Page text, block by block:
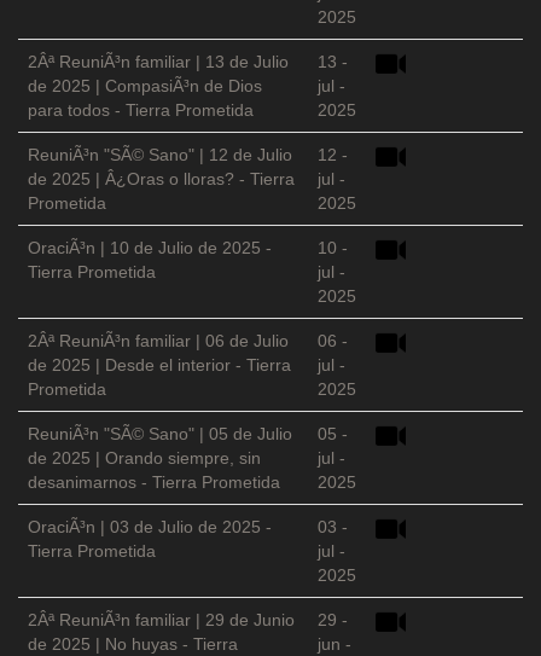
2025
2Âª ReuniÃ³n familiar | 13 de Julio
de 2025 | CompasiÃ³n de Dios
para todos - Tierra Prometida
13 -
jul -
2025
ReuniÃ³n "SÃ© Sano" | 12 de Julio
de 2025 | Â¿Oras o lloras? - Tierra
Prometida
12 -
jul -
2025
OraciÃ³n | 10 de Julio de 2025 -
Tierra Prometida
10 -
jul -
2025
2Âª ReuniÃ³n familiar | 06 de Julio
de 2025 | Desde el interior - Tierra
Prometida
06 -
jul -
2025
ReuniÃ³n "SÃ© Sano" | 05 de Julio
de 2025 | Orando siempre, sin
desanimarnos - Tierra Prometida
05 -
jul -
2025
OraciÃ³n | 03 de Julio de 2025 -
Tierra Prometida
03 -
jul -
2025
2Âª ReuniÃ³n familiar | 29 de Junio
de 2025 | No huyas - Tierra
29 -
jun -